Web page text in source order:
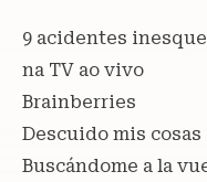
9 acidentes
na TV ao vivo
Brainberries
Descuido mis cosas
Buscándome a la